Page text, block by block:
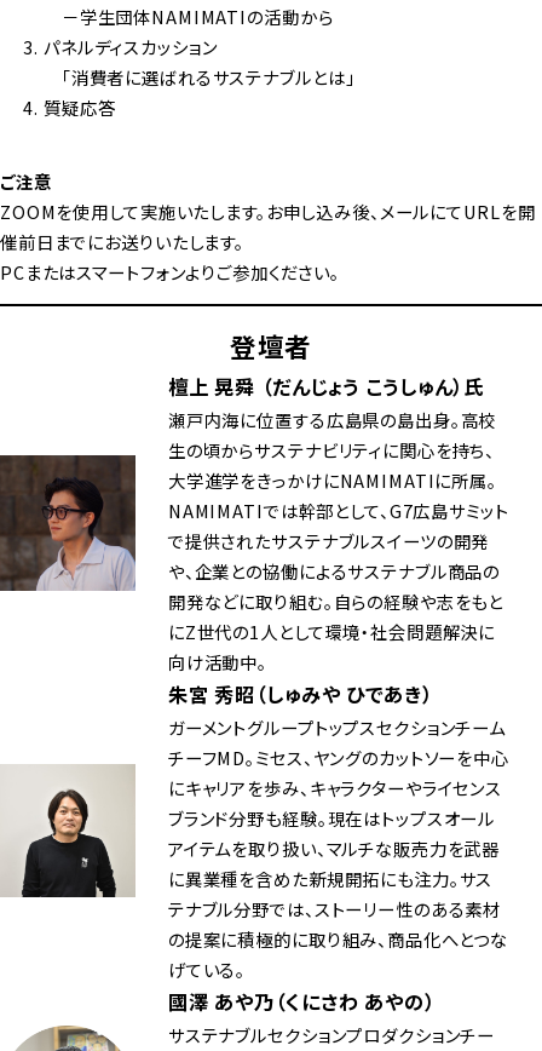
－学生団体NAMIMATIの活動から
パネルディスカッション
｢消費者に選ばれるサステナブルとは｣
質疑応答
ご注意
ZOOMを使用して実施いたします。お申し込み後、メールにてURLを開
催前日までにお送りいたします。
PCまたはスマートフォンよりご参加ください。
登壇者
檀上 晃舜 （だんじょう こうしゅん）氏
瀬戸内海に位置する広島県の島出身。高校
生の頃からサステナビリティに関心を持ち、
大学進学をきっかけにNAMIMATIに所属。
NAMIMATIでは幹部として、G7広島サミット
で提供されたサステナブルスイーツの開発
や、企業との協働によるサステナブル商品の
開発などに取り組む。自らの経験や志をもと
にZ世代の1人として環境・社会問題解決に
向け活動中。
朱宮 秀昭（しゅみや ひであき）
ガーメントグループトップスセクションチーム
チーフMD。ミセス、ヤングのカットソーを中心
にキャリアを歩み、キャラクターやライセンス
ブランド分野も経験。現在はトップスオール
アイテムを取り扱い、マルチな販売力を武器
に異業種を含めた新規開拓にも注力。サス
テナブル分野では、ストーリー性のある素材
の提案に積極的に取り組み、商品化へとつな
げている。
國澤 あや乃（くにさわ あやの）
サステナブルセクションプロダクションチー